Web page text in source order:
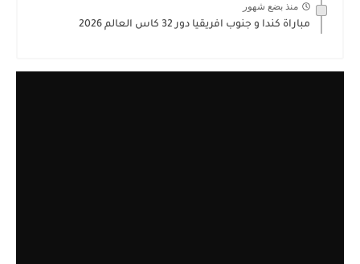
منذ بضع شهور
مباراة كندا و جنوب افريقيا دور 32 كاس العالم 2026